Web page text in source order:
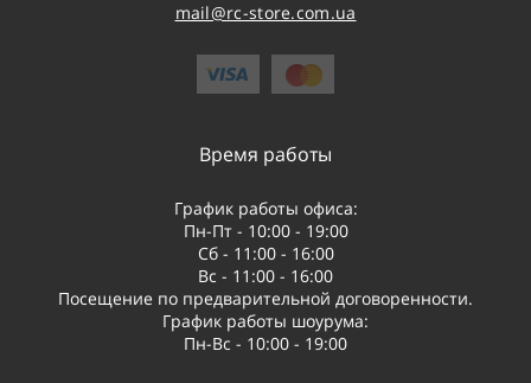
mail@rc-store.com.ua
Время работы
График работы офиса:
Пн-Пт - 10:00 - 19:00
Сб - 11:00 - 16:00
Вс - 11:00 - 16:00
Посещение по предварительной договоренности.
График работы шоурума:
Пн-Вс - 10:00 - 19:00